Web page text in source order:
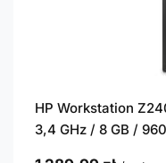
HP Workstation
3,4 GHz / 8 GB /